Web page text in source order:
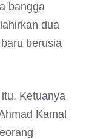
bangga
dua
berusia
Ketuanya
Kamal